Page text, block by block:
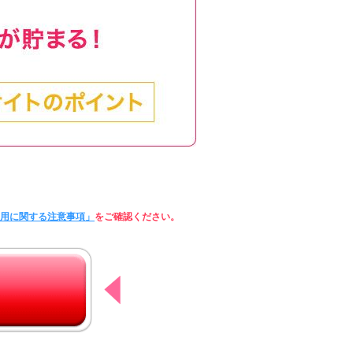
に関する注意事項」 をご確認ください。